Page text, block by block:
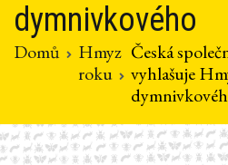
dymnivkového
Domů
Hmyz
roku
Česká
vyhlašuje